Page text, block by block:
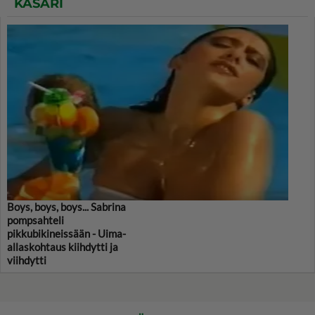
KASARI
Boys, boys, boys... Sabrina
pompsahteli
pikkubikineissään - Uima-
allaskohtaus kiihdytti ja
viihdytti